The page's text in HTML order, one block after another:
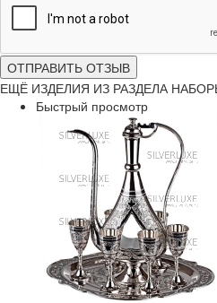
ОТПРАВИТЬ ОТЗЫВ
ЕЩЁ ИЗДЕЛИЯ ИЗ РАЗДЕЛА
Быстрый просмотр